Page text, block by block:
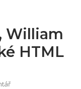
William
HTML